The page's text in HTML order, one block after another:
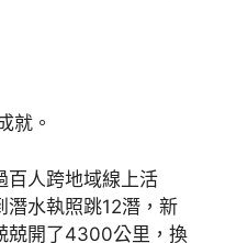
就。
百人跨地域線上活
潛水執照跳12潛，新
兢開了4300公里，換